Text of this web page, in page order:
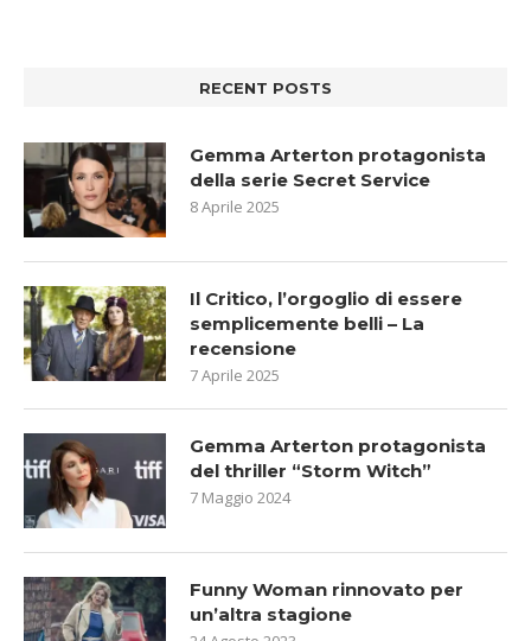
RECENT POSTS
Gemma Arterton protagonista
della serie Secret Service
8 Aprile 2025
Il Critico, l’orgoglio di essere
semplicemente belli – La
recensione
7 Aprile 2025
Gemma Arterton protagonista
del thriller “Storm Witch”
7 Maggio 2024
Funny Woman rinnovato per
un’altra stagione